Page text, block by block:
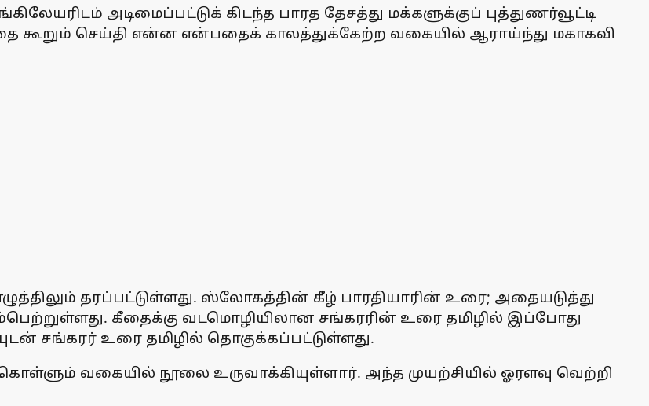
அடிமைப்பட்டுக் கிடந்த பாரத தேசத்து மக்களுக்குப் புத்துணர்வூட்டி
கூறும் செய்தி என்ன என்பதைக் காலத்துக்கேற்ற வகையில் ஆராய்ந்து மகாகவி
தரப்பட்டுள்ளது. ஸ்லோகத்தின் கீழ் பாரதியாரின் உரை; அதையடுத்து
கீதைக்கு வடமொழியிலான சங்கரரின் உரை தமிழில் இப்போது
சங்கரர் உரை தமிழில் தொகுக்கப்பட்டுள்ளது.
வகையில் நூலை உருவாக்கியுள்ளார். அந்த முயற்சியில் ஓரளவு வெற்றி